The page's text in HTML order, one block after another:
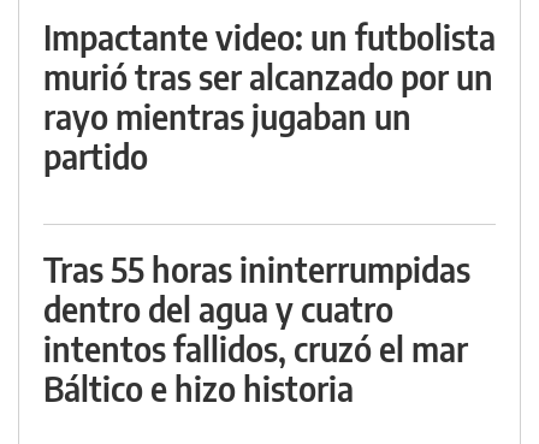
Impactante video: un futbolista
murió tras ser alcanzado por un
rayo mientras jugaban un
partido
Tras 55 horas ininterrumpidas
dentro del agua y cuatro
intentos fallidos, cruzó el mar
Báltico e hizo historia